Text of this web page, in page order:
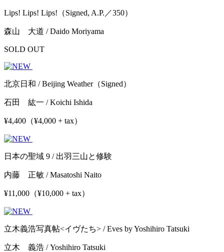
Lips! Lips! Lips!（Signed, A.P.／350）
森山 大道 / Daido Moriyama
SOLD OUT
北京日和 / Beijing Weather（Signed）
石田 紘一 / Koichi Ishida
¥4,400（¥4,000 + tax）
日本の聖域 9 / 出羽三山と修験
内藤 正敏 / Masatoshi Naito
¥11,000（¥10,000 + tax）
立木義浩写真帖<イヴたち> / Eves by Yoshihiro Tatsuki
立木 義浩 / Yoshihiro Tatsuki